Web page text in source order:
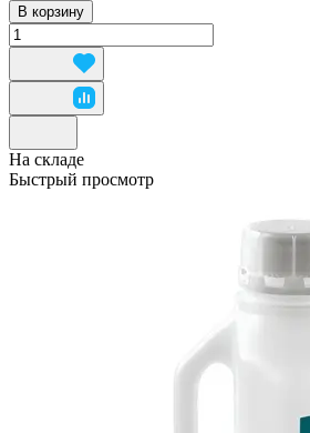
В корзину
На складе
Быстрый просмотр